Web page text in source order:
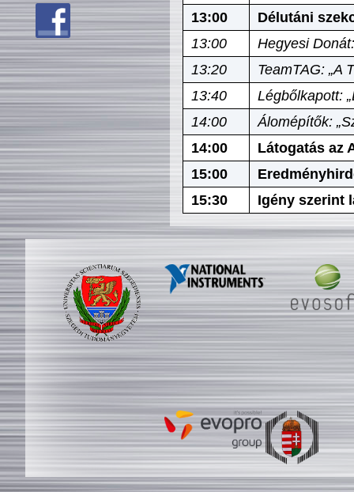
13:00
Délutáni
13:00
Hegyesi
13:20
TeamTAG: „A
13:40
Légbőlkapott:
14:00
Álomépítők:
14:00
Látogatás az
15:00
15:30
Igény szerint